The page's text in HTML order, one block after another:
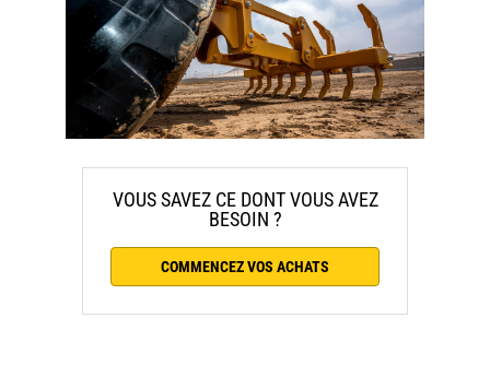
VOUS SAVEZ CE DONT VOUS AVEZ
BESOIN ?
COMMENCEZ VOS ACHATS